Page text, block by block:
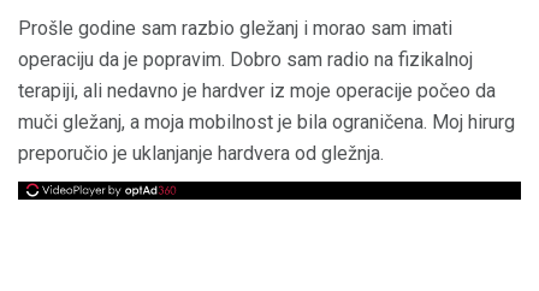
Prošle godine sam razbio gležanj i morao sam imati
operaciju da je popravim. Dobro sam radio na fizikalnoj
terapiji, ali nedavno je hardver iz moje operacije počeo da
muči gležanj, a moja mobilnost je bila ograničena. Moj hirurg
preporučio je uklanjanje hardvera od gležnja.